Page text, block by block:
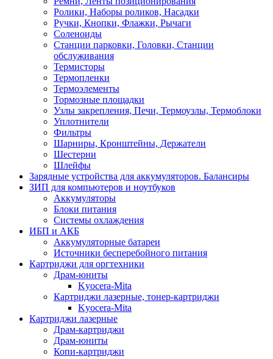
Ролики, Наборы роликов, Насадки
Ручки, Кнопки, Флажки, Рычаги
Соленоиды
Станции парковки, Головки, Станции
обслуживания
Термисторы
Термопленки
Термоэлементы
Тормозные площадки
Узлы закрепления, Печи, Термоузлы, Термоблоки
Уплотнители
Фильтры
Шарниры, Кронштейны, Держатели
Шестерни
Шлейфы
Зарядные устройства для аккумуляторов. Балансиры
ЗИП для компьютеров и ноутбуков
Аккумуляторы
Блоки питания
Системы охлаждения
ИБП и АКБ
Аккумуляторные батареи
Источники бесперебойного питания
Картриджи для оргтехники
Драм-юниты
Kyocera-Mita
Картриджи лазерные, тонер-картриджи
Kyocera-Mita
Картриджи лазерные
Драм-картриджи
Драм-юниты
Копи-картриджи